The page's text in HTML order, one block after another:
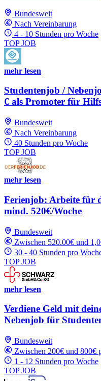
Bundesweit
Nach Vereinbarung
4 - 10 Stunden pro Woche
TOP JOB
mehr lesen
Studentenjob /
€ als Promoter für
Bundesweit
Nach Vereinbarung
40 Stunden pro Woche
TOP JOB
mehr lesen
Ferienjob: Arbeite für
mind. 520€/Woche
Bundesweit
Zwischen 520.00€ und
30 - 40 Stunden pro
TOP JOB
mehr lesen
Verdiene Geld mit
Nebenjob für
Bundesweit
Zwischen 200€ und 800€
1 - 12 Stunden pro Woche
TOP JOB